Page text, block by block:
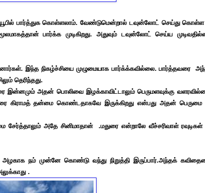
பார்த்துக கொள்ளலாம். வேண்டுமென்றால் டவுன்லோட் செய்து கொள்ள
பார்க்க முடிகிறது. அதுவும் டவுன்லோட் செய்ய
இந்த நிகழ்ச்சியை முழுமையாக பார்க்க்கவில்லை. பார்த்தவரை
தெரிந்தது.
அதன் பொலிவை இழக்காவிட்டாலும் பெருமளவுக்கு
கிராமத் தன்மை கொண்டதாகவே இருக்கிறது என்பது அதன் பெருமை
அதே சினிமாதான் .மதுரை என்றாலே வீச்சரிவாள்
நம் முன்னே கொண்டு வந்து நிறுத்தி இருப்பார்.அந்தக்
.